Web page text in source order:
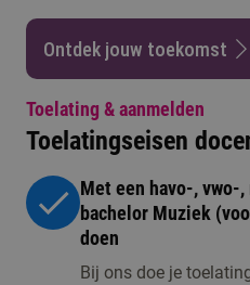
Ontdek jouw toekomst
Toelating & aanmelden
Toelatingseisen
Met een havo-, vwo-
bachelor Muziek
doen
Bij ons doe je